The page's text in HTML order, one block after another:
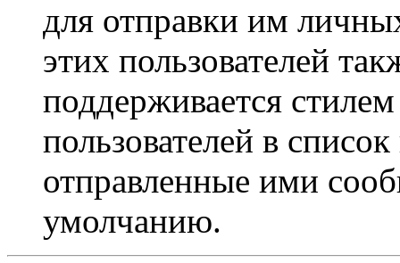
для отправки им
этих пользователей
поддерживается
пользователей в
отправленные ими
умолчанию.